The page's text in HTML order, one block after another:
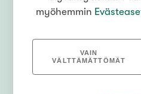
myöhemmin
VAIN
VÄLTTÄMÄTTÖMÄT